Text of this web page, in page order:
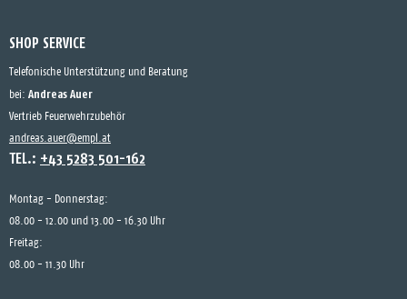
SHOP SERVICE
Telefonische Unterstützung und Beratung
bei: Andreas Auer
Vertrieb Feuerwehrzubehör
andreas.auer@empl.at
TEL.: +43 5283 501-162
Montag - Donnerstag:
08.00 - 12.00 und 13.00 - 16.30 Uhr
Freitag:
08.00 - 11.30 Uhr